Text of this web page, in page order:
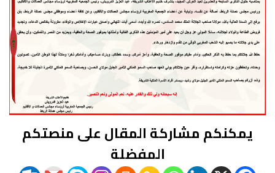
يمكنكم مشاركة المقال على منصتكم
المفضلة